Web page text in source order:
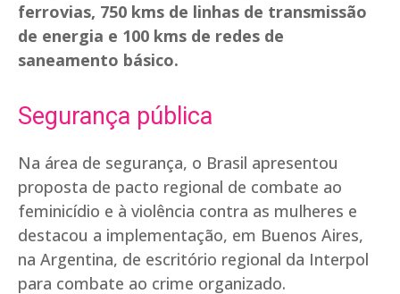
ferrovias, 750 kms de linhas de transmissão
de energia e 100 kms de redes de
saneamento básico.
Segurança pública
Na área de segurança, o Brasil apresentou
proposta de pacto regional de combate ao
feminicídio e à violência contra as mulheres e
destacou a implementação, em Buenos Aires,
na Argentina, de escritório regional da Interpol
para combate ao crime organizado.